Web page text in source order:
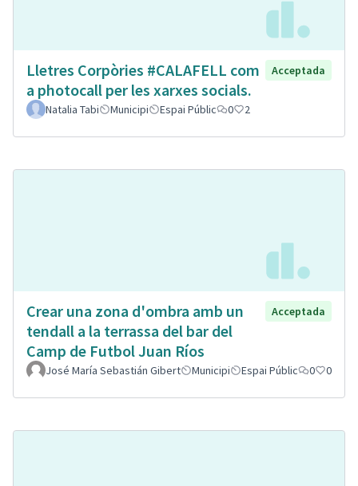
Lletres Corpòries #CALAFELL com
a photocall per les xarxes socials.
Acceptada
Natalia Tabi Municipi Espai Públic 0 2
Crear una zona d'ombra amb un
tendall a la terrassa del bar del
Camp de Futbol Juan Ríos
Acceptada
José María Sebastián Gibert Municipi Espai Públic 0 0